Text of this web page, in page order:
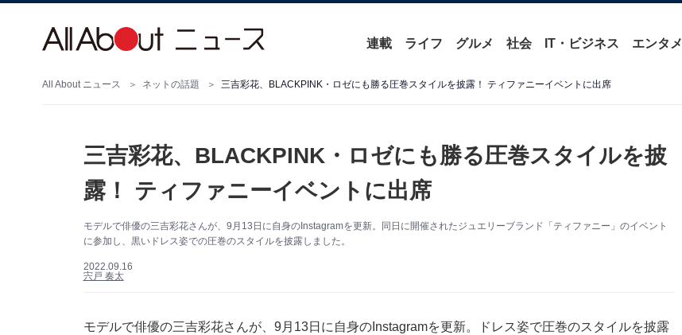
連載 ライフ グルメ 社会 IT・ビジネス エンタメ
All About ニュース ネットの話題 三吉彩花、BLACKPINK・ロゼにも勝る圧巻スタイルを披露！ ティファニーイベントに出席
三吉彩花、BLACKPINK・ロゼにも勝る圧巻スタイルを披
露！ ティファニーイベントに出席
モデルで俳優の三吉彩花さんが、9月13日に自身のInstagramを更新。同日に開催されたジュエリーブランド「ティファニー」のイベント
に参加し、黒いドレス姿での圧巻のスタイルを披露しました。
2022.09.16
宍戸 奏太
モデルで俳優の三吉彩花さんが、9月13日に自身のInstagramを更新。ドレス姿で圧巻のスタイルを披露